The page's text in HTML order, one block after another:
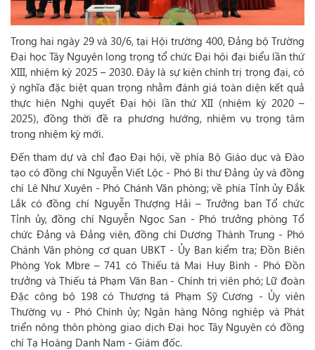
Trong hai ngày 29 và 30/6, tại Hội trường 400, Đảng bộ Trường
Đại học Tây Nguyên long trọng tổ chức Đại hội đại biểu lần thứ
XIII, nhiệm kỳ 2025 – 2030. Đây là sự kiện chính trị trọng đại, có
ý nghĩa đặc biệt quan trọng nhằm đánh giá toàn diện kết quả
thực hiện Nghị quyết Đại hội lần thứ XII (nhiệm kỳ 2020 –
2025), đồng thời đề ra phương hướng, nhiệm vụ trọng tâm
trong nhiệm kỳ mới.
Đến tham dự và chỉ đạo Đại hội, về phía Bộ Giáo dục và Đào
tạo có đồng chí Nguyễn Viết Lộc - Phó Bí thư Đảng ủy và đồng
chí Lê Như Xuyên - Phó Chánh Văn phòng; về phía Tỉnh ủy Đắk
Lắk có đồng chí Nguyễn Thượng Hải – Trưởng ban Tổ chức
Tỉnh ủy, đồng chí Nguyễn Ngọc San - Phó trưởng phòng Tổ
chức Đảng và Đảng viên, đồng chí Dương Thành Trung - Phó
Chánh Văn phòng cơ quan UBKT - Ủy Ban kiểm tra; Đồn Biên
Phòng Yok Mbre – 741 có Thiếu tá Mai Huy Bình - Phó Đồn
trưởng và Thiếu tá Phạm Văn Ban - Chính trị viên phó; Lữ đoàn
Đặc công bộ 198 có Thượng tá Phạm Sỹ Cương - Ủy viên
Thường vụ - Phó Chính ủy; Ngân hàng Nông nghiệp và Phát
triển nông thôn phòng giao dịch Đại học Tây Nguyên có đồng
chí Tạ Hoàng Danh Nam - Giám đốc.